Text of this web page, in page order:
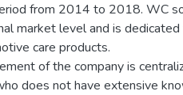
from 2014 to 2018. WC
market level and is
care products.
of the company is
does not have extensive